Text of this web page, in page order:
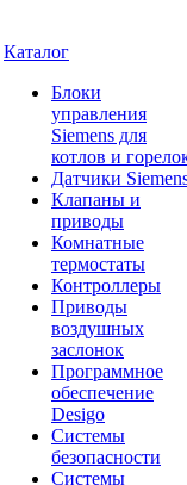
Каталог
Блоки
управления
Siemens для
котлов и
Датчики
Клапаны и
приводы
Комнатные
термостаты
Контроллеры
Приводы
воздушных
заслонок
Программное
обеспечение
Desigo
Системы
безопасности
Системы